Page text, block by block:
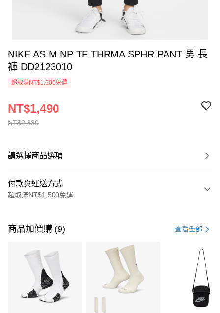
NIKE AS M NP TF THRMA SPHR PANT 男 長
褲 DD2123010
超取滿NT$1,500免運
NT$2,880
NT$1,490
請選擇商品選項
付款與運送方式
超取滿NT$1,500免運
信用卡一次付款
3 期 0 利率 每期 21家銀行
合作金庫商業銀行
第一商業銀行
華南商業銀行
彰化商業銀行
上海商業儲蓄銀行
Apple Pay
商品加價購 (9) 查看全部